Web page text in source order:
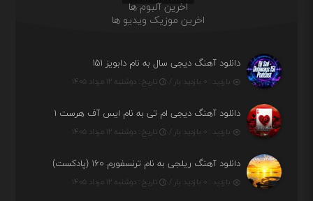
اخرین آلبوم ها
اخرین موزیک ویدیو ها
دانلود آهنگ دیجی سال به نام دابویز ۱۵۱
بازدید : ۰ بازدید بار / تاریخ : دوشنبه ۱۲ مرداد ۱۴۰۵
دانلود آهنگ دیجی ام تی به نام ایس آف هرست ۱
بازدید : ۰ بازدید بار / تاریخ : دوشنبه ۱۲ مرداد ۱۴۰۵
دانلود آهنگ ریلجی به نام ترنسفورم ۱۶۰ (پادکست)
بازدید : ۰ بازدید بار / تاریخ : دوشنبه ۱۲ مرداد ۱۴۰۵